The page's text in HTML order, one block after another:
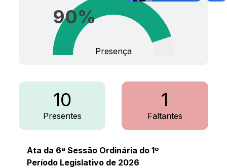
90%
Presença
10
Presentes
1
Faltantes
Ata da 6ª Sessão Ordinária do 1º
Período Legislativo de 2026